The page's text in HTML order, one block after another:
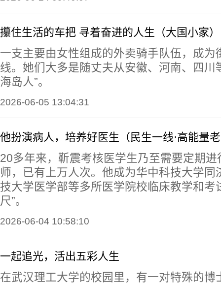
攥住生活的车把 寻着奋进的人生（大国小家）
一支主要由女性组成的外卖骑手队伍，成为
线。她们大多是随丈夫从安徽、河南、四川
海岛人”。
2026-06-05 13:04:31
他扮演病人，培养好医生（民生一线·高能量
20多年来，靳震考核医学生乃至需要定期
师，已有上万人次。他成为华中科技大学同
技大学医学部等多所医学院校临床教学和考
尺”。
2026-06-04 10:58:10
一起追光，活出五彩人生
在武汉理工大学的校园里，有一对特殊的博